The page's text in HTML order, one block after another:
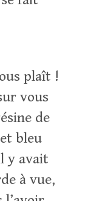
plaît !
vous
de
bleu
y avait
à vue,